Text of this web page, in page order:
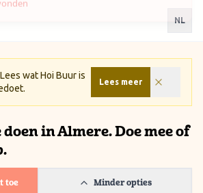
to content
NL
Lees wat Hoi Buur is
Lees meer
in Almere. Doe mee of
toe Minder opties